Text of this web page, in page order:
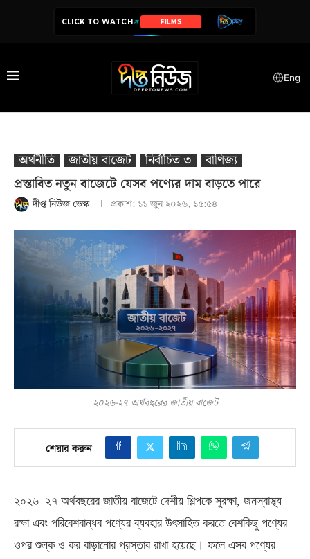
CLICK TO WATCH SERIES
Eng
অর্থনীতি জাতীয় বাজেট নির্বাচিত ৩
বাণিজ্য
প্রস্তাবিত নতুন বাজেটে যেসব পণ্যের দাম বাড়তে পারে
দীপ্ত নিউজ ডেস্ক প্রকাশ: ১১ জুন ২০২৬, ১৫:৫৪
২০২৬-২৭ অর্থবছরের জাতীয় বাজেট
শেয়ার করুন
২০২৬–২৭ অর্থবছরের জাতীয় বাজেটে দেশীয় শিল্পকে সুরক্ষা, জনস্বাস্থ্য
রক্ষা এবং পরিবেশবান্ধব পণ্যের ব্যবহার উৎসাহিত করতে বেশকিছু পণ্যের
ওপর শুল্ক ও কর বাড়ানোর প্রস্তাব রাখা হয়েছে। ফলে এসব পণ্যের